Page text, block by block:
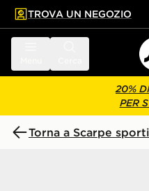
principale
a fondo pagina
TROVA UN NEGOZIO
20%
PER
Torna a Scarpe